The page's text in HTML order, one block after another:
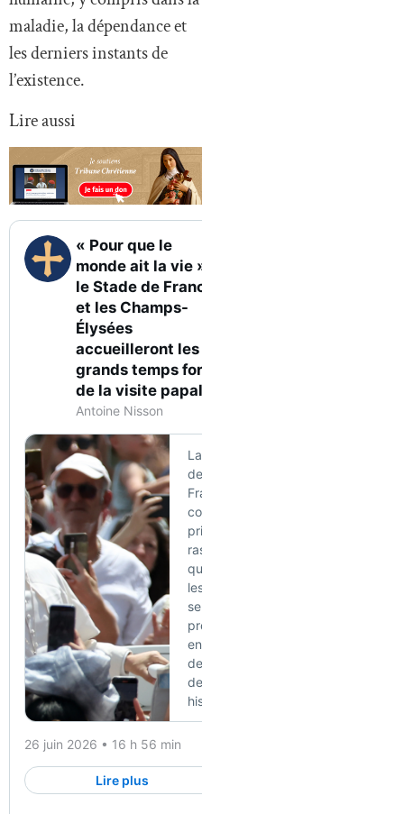
maladie, la dépendance et
les derniers instants de
l’existence.
Lire aussi